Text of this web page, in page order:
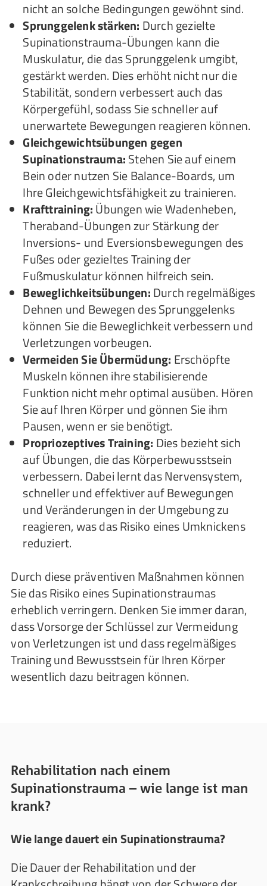
nicht an solche Bedingungen gewöhnt sind.
Sprunggelenk stärken: Durch gezielte
Supinationstrauma-Übungen kann die
Muskulatur, die das Sprunggelenk umgibt,
gestärkt werden. Dies erhöht nicht nur die
Stabilität, sondern verbessert auch das
Körpergefühl, sodass Sie schneller auf
unerwartete Bewegungen reagieren können.
Gleichgewichtsübungen gegen
Supinationstrauma:Stehen Sie auf einem
Bein oder nutzen Sie Balance-Boards, um
Ihre Gleichgewichtsfähigkeit zu trainieren.
Krafttraining:Übungen wie Wadenheben,
Theraband-Übungen zur Stärkung der
Inversions- und Eversionsbewegungen des
Fußes oder gezieltes Training der
Fußmuskulatur können hilfreich sein.
Beweglichkeitsübungen:Durch regelmäßiges
Dehnen und Bewegen des Sprunggelenks
können Sie die Beweglichkeit verbessern und
Verletzungen vorbeugen.
Vermeiden Sie Übermüdung: Erschöpfte
Muskeln können ihre stabilisierende
Funktion nicht mehr optimal ausüben. Hören
Sie auf Ihren Körper und gönnen Sie ihm
Pausen, wenn er sie benötigt.
Propriozeptives Training: Dies bezieht sich
auf Übungen, die das Körperbewusstsein
verbessern. Dabei lernt das Nervensystem,
schneller und effektiver auf Bewegungen
und Veränderungen in der Umgebung zu
reagieren, was das Risiko eines Umknickens
reduziert.
Durch diese präventiven Maßnahmen können
Sie das Risiko eines Supinationstraumas
erheblich verringern. Denken Sie immer daran,
dass Vorsorge der Schlüssel zur Vermeidung
von Verletzungen ist und dass regelmäßiges
Training und Bewusstsein für Ihren Körper
wesentlich dazu beitragen können.
Rehabilitation nach einem
Supinationstrauma – wie lange ist man
krank?
Wie lange dauert ein Supinationstrauma?
Die Dauer der Rehabilitation und der